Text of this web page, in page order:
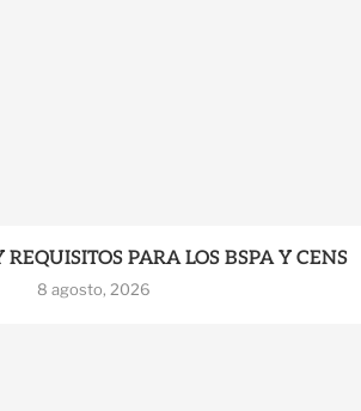
PARA LOS BSPA Y CENS
8 agosto, 2026